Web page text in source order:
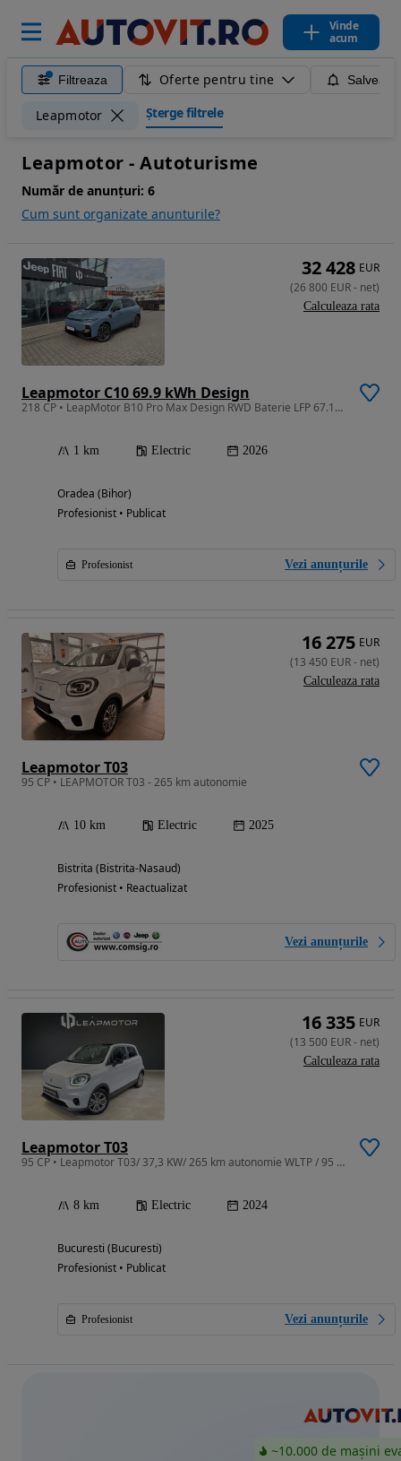
Vinde
acum
Filtreaza Oferte pentru tine
Leapmotor Șterge filtrele
Leapmotor - Autoturisme
Număr de anunțuri: 6
Cum sunt organizate anunturile?
Leapmotor C10 69.9 kWh Design
218 CP • LeapMotor B10 Pro Max Design RWD Baterie LFP 67.1kWh 434km WLTP
1 km Electric 2026
Oradea (Bihor)
Profesionist • Publicat
Profesionist Vezi anunțurile
32 428 EUR
(26 800 EUR- net)
Calculeaza rata
Leapmotor T03
95 CP • LEAPMOTOR T03 - 265 km autonomie
10 km Electric 2025
Bistrita (Bistrita-Nasaud)
Profesionist • Reactualizat
Vezi anunțurile
16 275 EUR
(13 450 EUR- net)
Calculeaza rata
Leapmotor T03
95 CP • Leapmotor T03/ 37,3 KW/ 265 km autonomie WLTP / 95 CP
8 km Electric 2024
Bucuresti (Bucuresti)
Profesionist • Publicat
Profesionist Vezi anunțurile
16 335 EUR
(13 500 EUR- net)
Calculeaza rata
~10.000 de mașini